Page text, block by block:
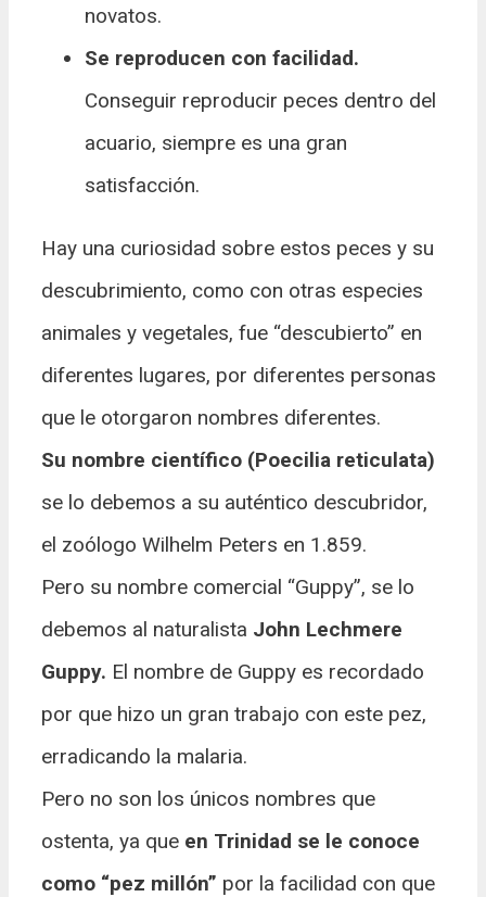
novatos.
Se reproducen con facilidad.
Conseguir reproducir peces dentro del
acuario, siempre es una gran
satisfacción.
Hay una curiosidad sobre estos peces y su
descubrimiento, como con otras especies
animales y vegetales, fue “descubierto” en
diferentes lugares, por diferentes personas
que le otorgaron nombres diferentes.
Su nombre científico (Poecilia reticulata)
se lo debemos a su auténtico descubridor,
el zoólogo Wilhelm Peters en 1.859.
Pero su nombre comercial “Guppy”, se lo
debemos al naturalista John Lechmere
Guppy. El nombre de Guppy es recordado
por que hizo un gran trabajo con este pez,
erradicando la malaria.
Pero no son los únicos nombres que
ostenta, ya que en Trinidad se le conoce
como “pez millón” por la facilidad con que